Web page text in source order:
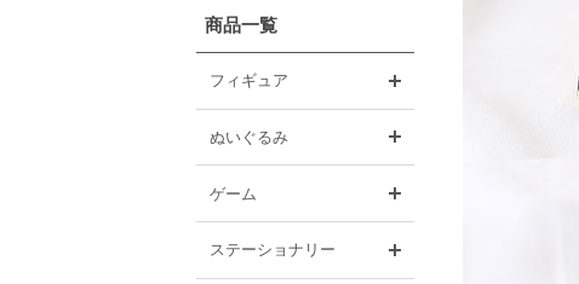
商品一覧
フィギュア
ぬいぐるみ
ゲーム
ステーショナリー